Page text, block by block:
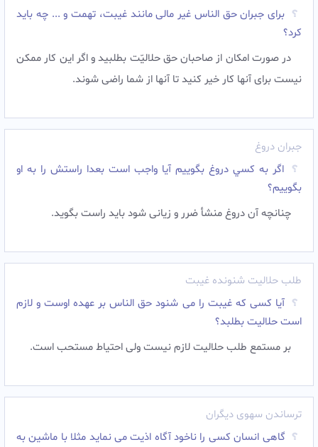
برای جبران حق الناس غیر مالی مانند غیبت، تهمت و ... چه باید
کرد؟
در صورت امکان از صاحبان حق حلالیّت بطلبید و اگر این کار ممکن
نیست برای آنها کار خیر کنید تا آنها از شما راضی شوند.
جبران دروغ
اگر به کسي دروغ بگوييم آيا واجب است بعدا راستش را به او
بگوييم؟
چنانچه آن دروغ منشأ ضرر و زیانی شود باید راست بگوید.
طلب حلالیت شنونده غیبت
آیا کسی که غیبت را می شنود حق الناس بر عهده اوست و لازم
است حلالیت بطلبد؟
بر مستمع طلب حلالیت لازم نیست ولی احتیاط مستحب است.
ترساندن سهوی دیگران
گاهی انسان کسی را ناخود آگاه اذیت می نماید مثلا با ماشین به